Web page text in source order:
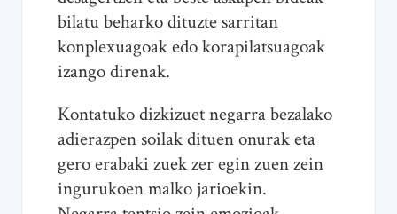
bilatu beharko dituzte sarritan
konplexuagoak edo korapilatsuagoak
izango direnak.
Kontatuko dizkizuet negarra bezalako
adierazpen soilak dituen onurak eta
gero erabaki zuek zer egin zuen zein
ingurukoen malko jarioekin.